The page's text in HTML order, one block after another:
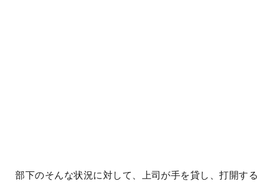
部下のそんな状況に対して、上司が手を貸し、打開する